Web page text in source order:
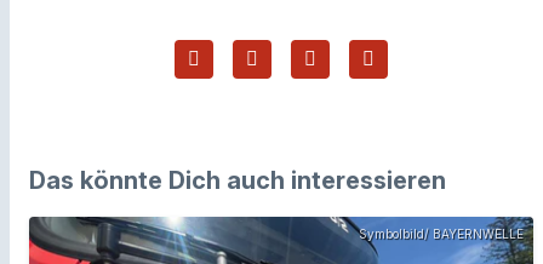
Das könnte Dich auch interessieren
Symbolbild/ BAYERNWELLE